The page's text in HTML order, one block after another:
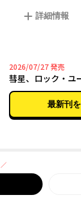
トライブの日
存のため、
る避難施設の試験を
なる。
前に現れたのは
と誘うが
――。
詳細情報
2026/07/272026年07
発売
彗星、ロック・ユ
最新刊
量中